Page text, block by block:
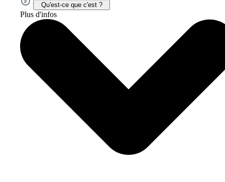
Qu'est-ce que c'est ?
Plus d'infos